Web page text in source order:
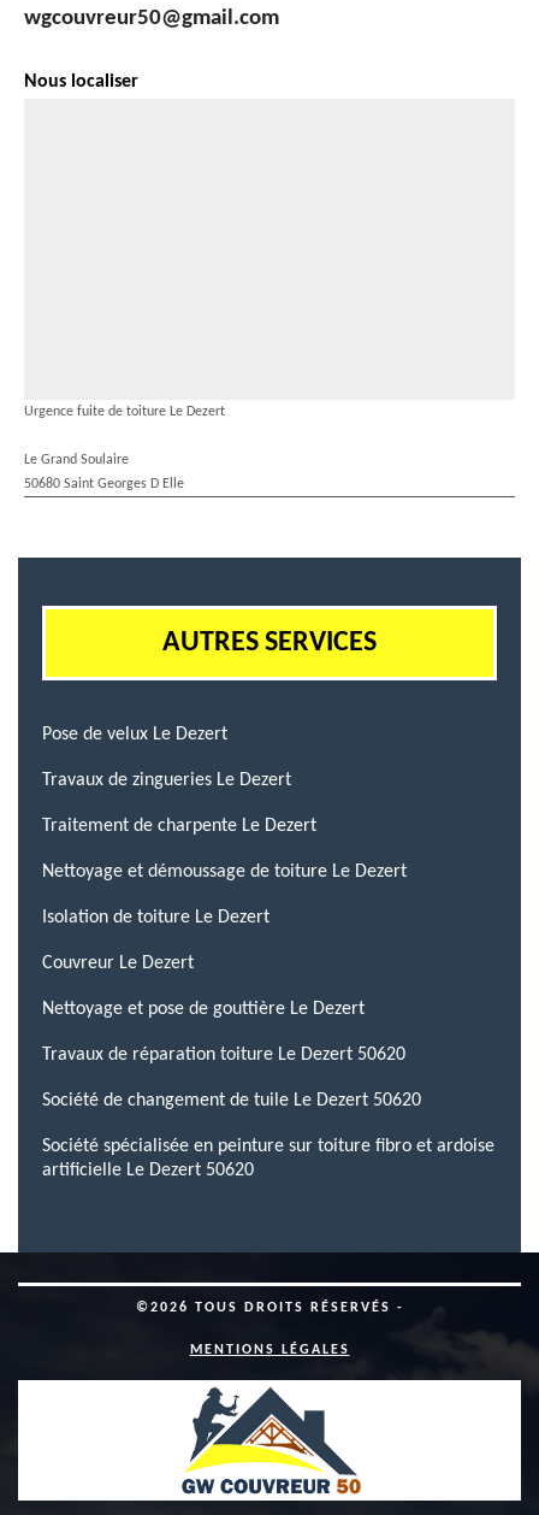
wgcouvreur50@gmail.com
Nous localiser
Urgence fuite de toiture Le Dezert
Le Grand Soulaire
50680 Saint Georges D Elle
AUTRES SERVICES
Pose de velux Le Dezert
Travaux de zingueries Le Dezert
Traitement de charpente Le Dezert
Nettoyage et démoussage de toiture Le Dezert
Isolation de toiture Le Dezert
Couvreur Le Dezert
Nettoyage et pose de gouttière Le Dezert
Travaux de réparation toiture Le Dezert 50620
Société de changement de tuile Le Dezert 50620
Société spécialisée en peinture sur toiture fibro et ardoise
artificielle Le Dezert 50620
©2026 TOUS DROITS RÉSERVÉS -
MENTIONS LÉGALES